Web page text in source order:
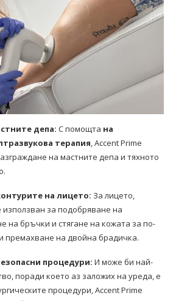
депа: С помощта на
терапия, Accent Prime
на мастните депа и тяхното
на лицето: За лицето,
за подобряване на
на бръчки и стягане на кожата за по-
премахване на двойна брадичка.
процедури: И може би най-
поради което аз заложих на уреда, е
процедури, Accent Prime